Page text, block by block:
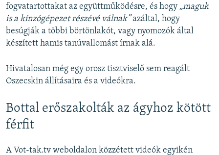
fogvatartottakat az együttműködésre, és hogy „maguk
is a kínzógépezet részévé válnak”azáltal, hogy
besúgják a többi börtönlakót, vagy nyomozók által
készített hamis tanúvallomást írnak alá.
Hivatalosan még egy orosz tisztviselő sem reagált
Oszecskin állításaira és a videókra.
Bottal erőszakolták az ágyhoz kötött
férfit
A Vot-tak.tv weboldalon közzétett videók egyikén